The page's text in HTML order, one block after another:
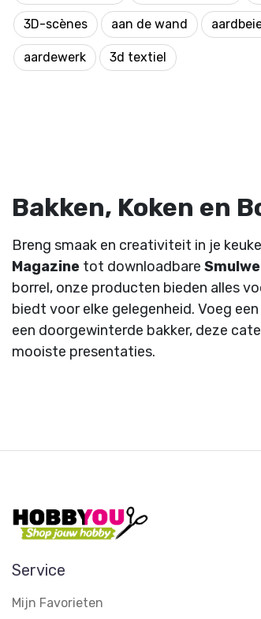
3D-scènes aan de wand
aardewerk 3d textiel
Bakken, Koken en
Breng smaak en creativiteit in je
Magazine tot downloadbare
borrel, onze producten bieden alles
biedt voor elke gelegenheid. Voeg
een doorgewinterde bakker, deze
mooiste presentaties.
Service
Mijn Favorieten